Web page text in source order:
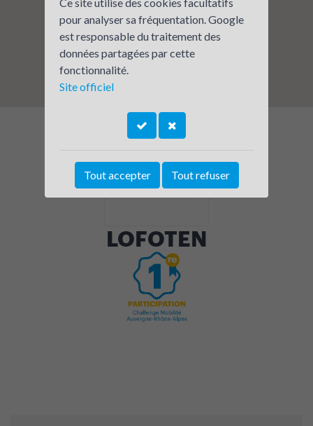
LOFOTEN
pour analyser sa fréquentation. Google
est responsable du traitement des
données partagées par cette
fonctionnalité.
Site officiel
Tout accepter Tout refuser